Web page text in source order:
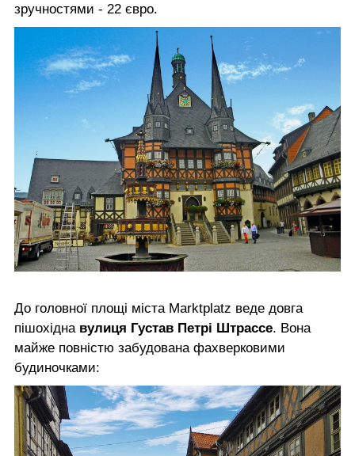
зручностями - 22 євро.
До головної площі міста Marktplatz веде довга
пішохідна вулиця Густав Петрі Штрассе. Вона
майже повністю забудована фахверковими
будиночками: